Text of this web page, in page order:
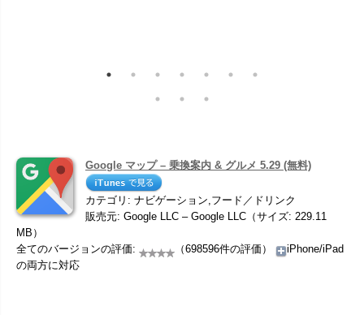
Google マップ – 乗換案内 & グルメ 5.29 (無料)
カテゴリ: ナビゲーション,フード／ドリンク
販売元: Google LLC – Google LLC（サイズ: 229.11
MB）
全てのバージョンの評価:
（698596件の評価）
iPhone/iPad
の両方に対応